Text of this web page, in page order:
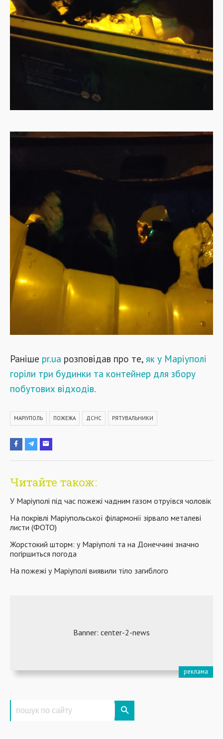
Раніше pr.ua розповідав про те, як у Маріуполі
горіли три будинки та контейнер для збору
побутових відходів.
МАРІУПОЛЬ ПОЖЕЖА ДСНС РЯТУВАЛЬНИКИ
Читайте також:
У Маріуполі під час пожежі чадним газом отруївся чоловік
На покрівлі Маріупольської філармонії зірвало металеві
листи (ФОТО)
Жорстокий шторм: у Маріуполі та на Донеччині значно
погіршиться погода
На пожежі у Маріуполі виявили тіло загиблого